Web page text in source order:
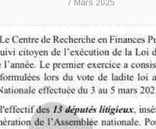
7 Mars 2025